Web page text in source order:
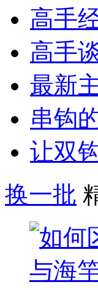
高手
高手
最新
串钩
让双
换一批